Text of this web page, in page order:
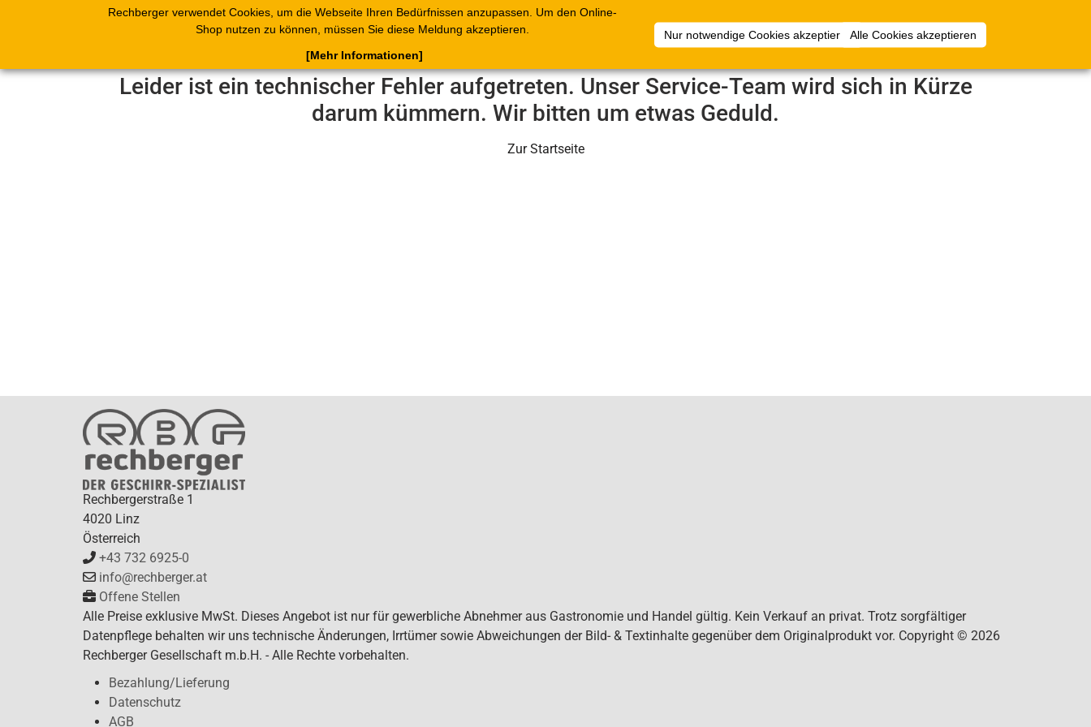
Rechberger verwendet Cookies, um die Webseite Ihren Bedürfnissen anzupassen. Um den Online-
Shop nutzen zu können, müssen Sie diese Meldung akzeptieren.
Nur notwendige Cookies akzeptierenAlle Cookies akzeptieren
[Mehr Informationen]
Shop Blätterkataloge Warenkorb Belege Artikelsammlungen Anmelden
Leider ist ein technischer Fehler aufgetreten. Unser Service-Team wird sich in Kürze
darum kümmern. Wir bitten um etwas Geduld.
Zur Startseite
Rechbergerstraße 1
4020 Linz
Österreich
+43 732 6925-0
info@rechberger.at
Offene Stellen
Alle Preise exklusive MwSt. Dieses Angebot ist nur für gewerbliche Abnehmer aus Gastronomie und Handel gültig. Kein Verkauf an privat. Trotz sorgfältiger
Datenpflege behalten wir uns technische Änderungen, Irrtümer sowie Abweichungen der Bild- & Textinhalte gegenüber dem Originalprodukt vor. Copyright © 2026
Rechberger Gesellschaft m.b.H. - Alle Rechte vorbehalten.
Bezahlung/Lieferung
Datenschutz
AGB